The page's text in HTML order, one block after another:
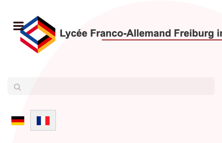
Sélectionnez votre langue